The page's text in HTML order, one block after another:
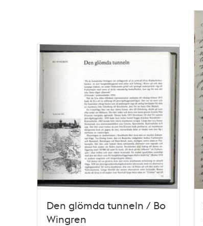
Den glömda tunneln / Bo
Wingren